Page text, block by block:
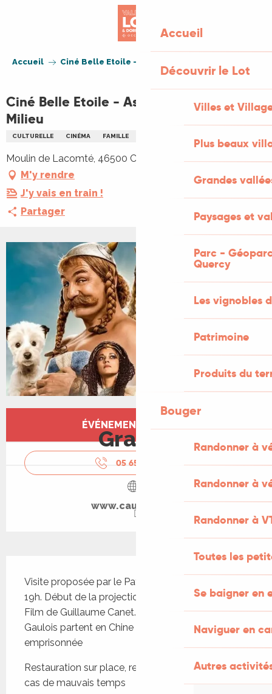
Accueil
Découvrir le Lot
Villes et
Plus beaux
Grandes
Paysages et
Parc -
Quercy
Les vignobles
Patrimoine
Produits du
Bouger
Randonner à
Randonner à
Randonner à
Toutes les
Se baigner en
Naviguer en
Autres
Accueil Ciné Belle Etoile - Astérix et l'Empire du Milieu
Ciné Belle Etoile - Astérix et l'Empire du
Milieu
CULTURELLE CINÉMA FAMILLE
Moulin de Lacomté, 46500 Carlucet
M'y rendre
J'y vais en train !
Partager
Ouverture et coordonnées
ÉVÉNEMENT TERMINÉ
Gratuit
05 65 33 16
www.cauvaldor.fr
Visite proposée par le Pays d’Art et d’Histoire à
19h. Début de la projection à la tombée de la nuit.
Film de Guillaume Canet. Nos deux inséparables
Gaulois partent en Chine libérer l’impératrice
emprisonnée
Restauration sur place, repli à la salle des fêtes en
cas de mauvais temps